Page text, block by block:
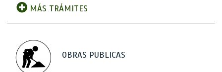
MÁS TRÁMITES
OBRAS PUBLICAS